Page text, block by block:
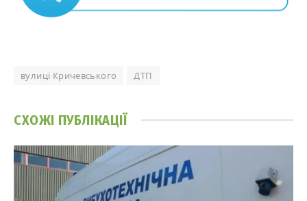
вулиці Кричевського ДТП
СХОЖІ ПУБЛІКАЦІЇ